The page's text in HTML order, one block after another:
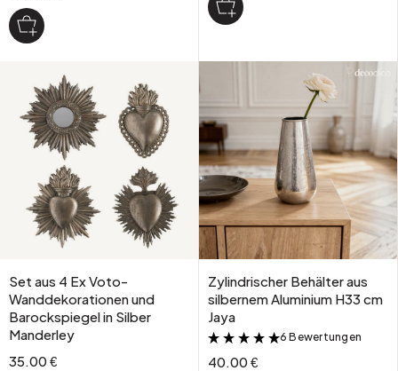
Set aus 4 Ex Voto-
Wanddekorationen und
Barockspiegel in Silber
Manderley
35.00 €
Zylindrischer Behälter aus
silbernem Aluminium H33 cm
Jaya
&
6 Bewertungen
40.00 €